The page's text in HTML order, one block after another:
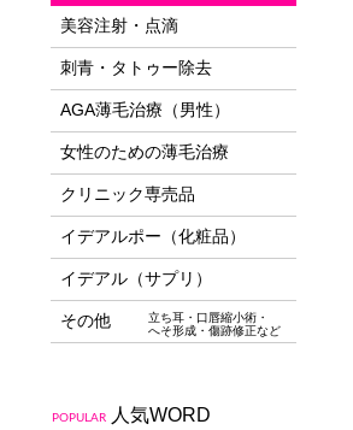
美容注射・点滴
刺青・タトゥー除去
AGA薄毛治療（男性）
女性のための薄毛治療
クリニック専売品
イデアルポー（化粧品）
イデアル（サプリ）
その他
立ち耳・口唇縮小術・
へそ形成・傷跡修正など
POPULAR 人気WORD